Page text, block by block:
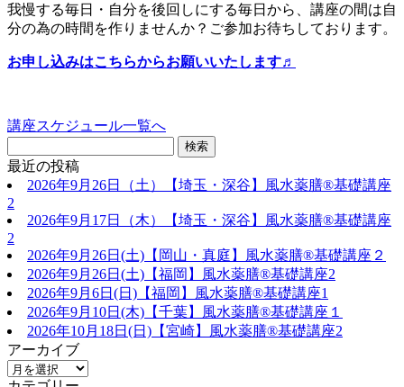
我慢する毎日・自分を後回しにする毎日から、講座の間は自
分の為の時間を作りませんか？ご参加お待ちしております。
お申し込みはこちらからお願いいたします♬
講座スケジュール一覧へ
最近の投稿
2026年9月26日（土）【埼玉・深谷】風水薬膳®基礎講座
2
2026年9月17日（木）【埼玉・深谷】風水薬膳®基礎講座
2
2026年9月26日(土)【岡山・真庭】風水薬膳®基礎講座２
2026年9月26日(土)【福岡】風水薬膳®︎基礎講座2
2026年9月6日(日)【福岡】風水薬膳®︎基礎講座1
2026年9月10日(木)【千葉】風水薬膳®︎基礎講座１
2026年10月18日(日)【宮崎】風水薬膳®︎基礎講座2
アーカイブ